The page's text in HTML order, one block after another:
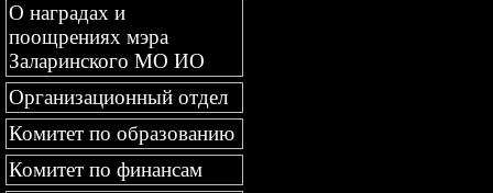
О наградах и
поощрениях мэра
Заларинского МО ИО
Организационный отдел
Комитет по образованию
Комитет по финансам